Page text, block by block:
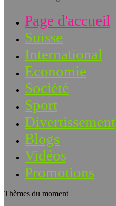
Page d'accueil
Suisse
International
Economie
Société
Sport
Divertissement
Blogs
Vidéos
Promotions
Thèmes du moment